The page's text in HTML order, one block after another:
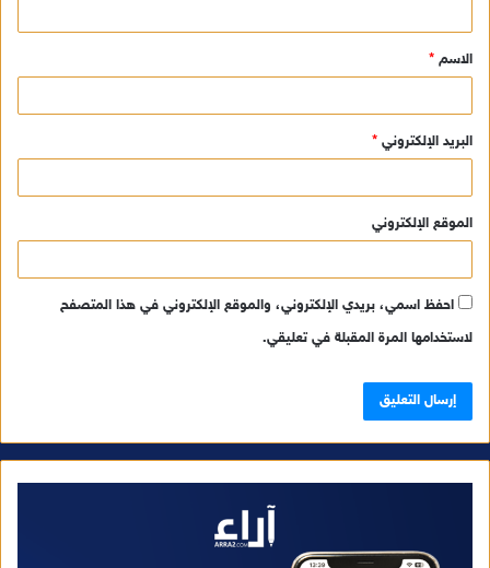
ق
*
الاسم *
البريد الإلكتروني *
الموقع الإلكتروني
احفظ اسمي، بريدي الإلكتروني، والموقع الإلكتروني في هذا المتصفح
لاستخدامها المرة المقبلة في تعليقي.